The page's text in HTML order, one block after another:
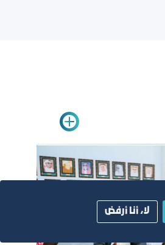
لا، أنا أرفض